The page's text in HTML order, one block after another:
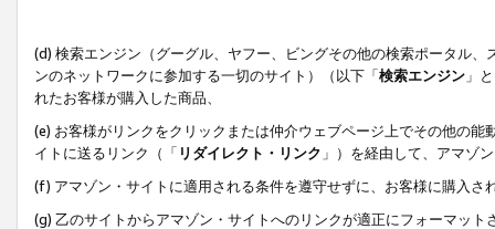
(d) 検索エンジン（グーグル、ヤフー、ビングその他の検索ポータル
ンのネットワークに参加する一切のサイト）（以下「検索エンジン 」
れたお客様が購入した商品、
(e) お客様がリンクをクリックまたは仲介ウェブページ上でその他の
イトに送るリンク（「 リダイレクト・リンク 」）を経由して、アマゾ
(f) アマゾン・サイトに適用される条件を遵守せずに、お客様に購入さ
(g) 乙のサイトからアマゾン・サイトへのリンクが適正にフォーマッ